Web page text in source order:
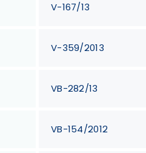
V-167/13
V-359/2013
VB-282/13
VB-154/2012